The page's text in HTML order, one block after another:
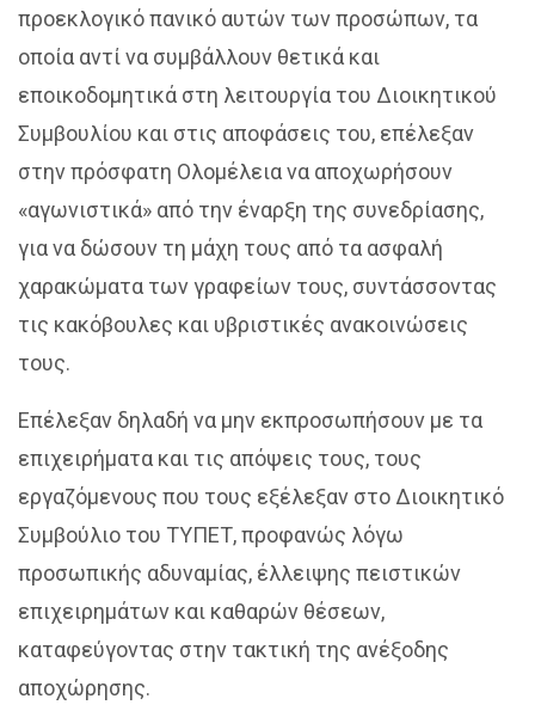
προεκλογικό πανικό αυτών των προσώπων, τα
οποία αντί να συμβάλλουν θετικά και
εποικοδομητικά στη λειτουργία του Διοικητικού
Συμβουλίου και στις αποφάσεις του, επέλεξαν
στην πρόσφατη Ολομέλεια να αποχωρήσουν
«αγωνιστικά» από την έναρξη της συνεδρίασης,
για να δώσουν τη μάχη τους από τα ασφαλή
χαρακώματα των γραφείων τους, συντάσσοντας
τις κακόβουλες και υβριστικές ανακοινώσεις
τους.
Επέλεξαν δηλαδή να μην εκπροσωπήσουν με τα
επιχειρήματα και τις απόψεις τους, τους
εργαζόμενους που τους εξέλεξαν στο Διοικητικό
Συμβούλιο του ΤΥΠΕΤ, προφανώς λόγω
προσωπικής αδυναμίας, έλλειψης πειστικών
επιχειρημάτων και καθαρών θέσεων,
καταφεύγοντας στην τακτική της ανέξοδης
αποχώρησης.